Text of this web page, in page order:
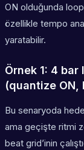
ON olduğunda
özellikle tempo
yaratabilir.
Örnek 1: 4
(quantize ON,
Bu senaryoda
ama geçişte ritmi
beat grid’inin